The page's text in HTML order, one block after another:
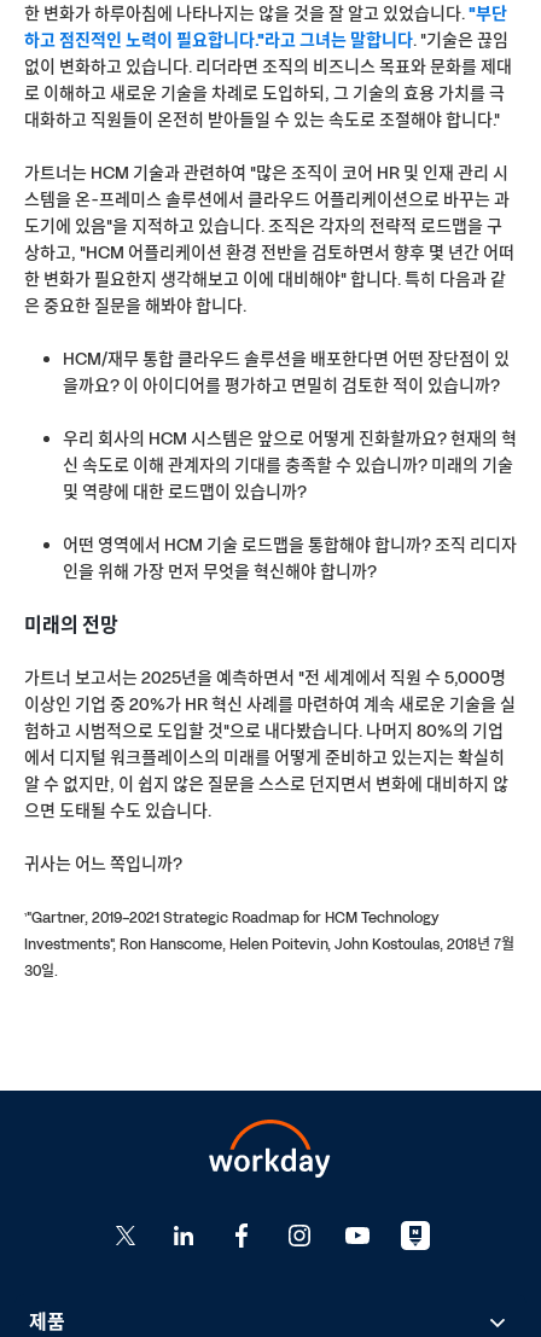
한 변화가 하루아침에 나타나지는 않을 것을 잘 알고 있었습니다."부단
하고 점진적인 노력이 필요합니다."라고 그녀는 말합니다. "기술은 끊임
없이 변화하고 있습니다. 리더라면 조직의 비즈니스 목표와 문화를 제대
로 이해하고 새로운 기술을 차례로 도입하되, 그 기술의 효용 가치를 극
대화하고 직원들이 온전히 받아들일 수 있는 속도로 조절해야 합니다."
가트너는 HCM 기술과 관련하여 "많은 조직이 코어 HR 및 인재 관리 시
스템을 온-프레미스 솔루션에서 클라우드 어플리케이션으로 바꾸는 과
도기에 있음"을 지적하고 있습니다. 조직은 각자의 전략적 로드맵을 구
상하고, "HCM 어플리케이션 환경 전반을 검토하면서 향후 몇 년간 어떠
한 변화가 필요한지 생각해보고 이에 대비해야" 합니다. 특히 다음과 같
은 중요한 질문을 해봐야 합니다.
HCM/재무 통합 클라우드 솔루션을 배포한다면 어떤 장단점이 있
을까요? 이 아이디어를 평가하고 면밀히 검토한 적이 있습니까?
우리 회사의 HCM 시스템은 앞으로 어떻게 진화할까요? 현재의 혁
신 속도로 이해 관계자의 기대를 충족할 수 있습니까? 미래의 기술
및 역량에 대한 로드맵이 있습니까?
어떤 영역에서 HCM 기술 로드맵을 통합해야 합니까? 조직 리디자
인을 위해 가장 먼저 무엇을 혁신해야 합니까?
미래의 전망
가트너 보고서는 2025년을 예측하면서 "전 세계에서 직원 수 5,000명
이상인 기업 중 20%가 HR 혁신 사례를 마련하여 계속 새로운 기술을 실
험하고 시범적으로 도입할 것"으로 내다봤습니다. 나머지 80%의 기업
에서 디지털 워크플레이스의 미래를 어떻게 준비하고 있는지는 확실히
알 수 없지만, 이 쉽지 않은 질문을 스스로 던지면서 변화에 대비하지 않
으면 도태될 수도 있습니다.
귀사는 어느 쪽입니까?
¹"Gartner, 2019-2021 Strategic Roadmap for HCM Technology
Investments", Ron Hanscome, Helen Poitevin, John Kostoulas, 2018년 7월
30일.
제품